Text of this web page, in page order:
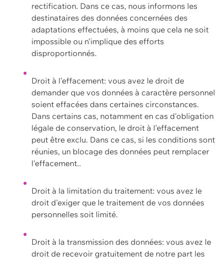
rectification. Dans ce cas, nous informons les
destinataires des données concernées des
adaptations effectuées, à moins que cela ne soit
impossible ou n'implique des efforts
disproportionnés.
Droit à l'effacement: vous avez le droit de
demander que vos données à caractère personnel
soient effacées dans certaines circonstances.
Dans certains cas, notamment en cas d'obligation
légale de conservation, le droit à l'effacement
peut être exclu. Dans ce cas, si les conditions sont
réunies, un blocage des données peut remplacer
l'effacement..
Droit à la limitation du traitement: vous avez le
droit d'exiger que le traitement de vos données
personnelles soit limité.
Droit à la transmission des données: vous avez le
droit de recevoir gratuitement de notre part les